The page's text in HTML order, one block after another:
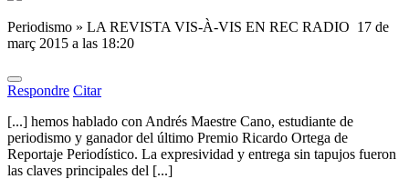
Periodismo » LA REVISTA VIS-À-VIS EN REC RADIO 17 de
març 2015 a las 18:20
Respondre Citar
[...] hemos hablado con Andrés Maestre Cano, estudiante de
periodismo y ganador del último Premio Ricardo Ortega de
Reportaje Periodístico. La expresividad y entrega sin tapujos fueron
las claves principales del [...]